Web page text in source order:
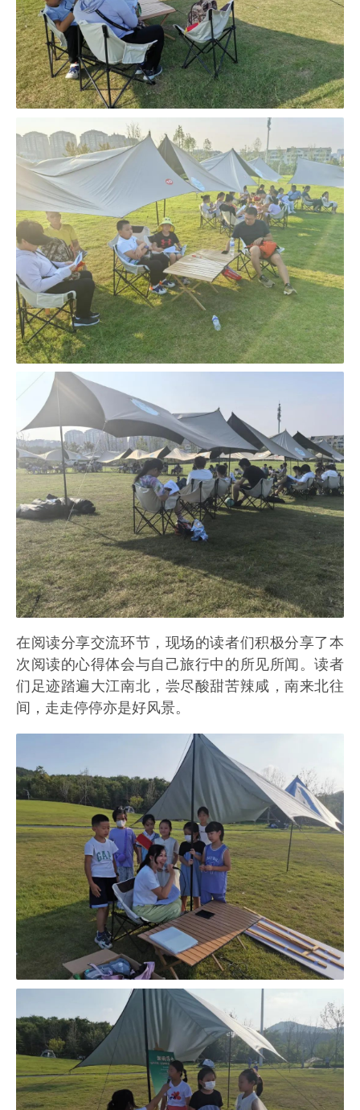
在阅读分享交流环节，现场的读者们积极分享了本
次阅读的心得体会与自己旅行中的所见所闻。读者
们足迹踏遍大江南北，尝尽酸甜苦辣咸，南来北往
间，走走停停亦是好风景。